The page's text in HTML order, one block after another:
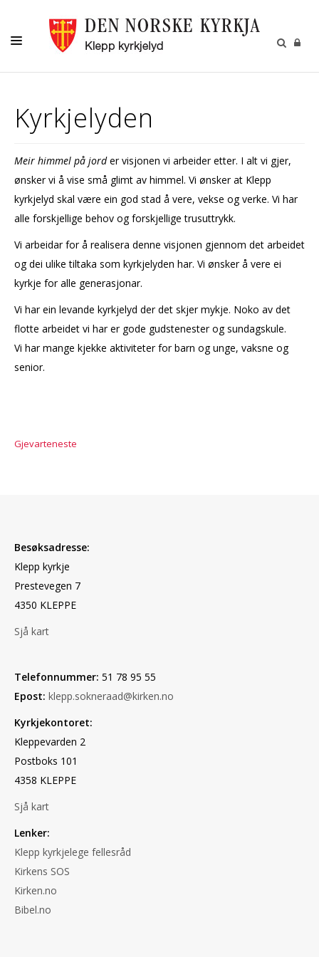
KYRKJELYD
DIAKONI
NY KYRKJE
KONTAKT
MENIGHETSBLADET
KYRKJENYTT
Kyrkjelyden
Meir himmel på jorder visjonen vi arbeider etter. I alt vi gjer,
ønsker vi å vise små glimt av himmel. Vi ønsker at Klepp
kyrkjelyd skal være ein god stad å vere, vekse og verke. Vi har
alle forskjellige behov og forskjellige trusuttrykk.
Vi arbeidar for å realisera denne visjonen gjennom det arbeidet
og dei ulike tiltaka som kyrkjelyden har. Vi ønsker å vere ei
kyrkje for alle generasjonar.
Vi har ein levande kyrkjelyd der det skjer mykje. Noko av det
flotte arbeidet vi har er gode gudstenester og sundagskule.
Vi har mange kjekke aktiviteter for barn og unge, vaksne og
senior.
Gjevarteneste
Besøksadresse:
Klepp kyrkje
Prestevegen 7
4350 KLEPPE
Sjå kart
Telefonnummer: 51 78 95 55
Epost: klepp.sokneraad@kirken.no
Kyrkjekontoret:
Kleppevarden 2
Postboks 101
4358 KLEPPE
Sjå kart
Lenker:
Klepp kyrkjelege fellesråd
Kirkens SOS
Kirken.no
Bibel.no